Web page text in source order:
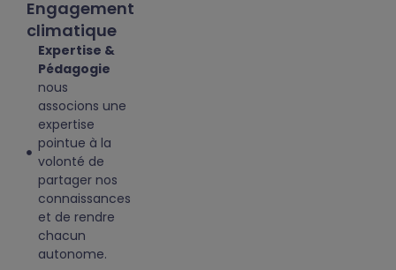
Engagement
climatique
Expertise &
Pédagogie
nous
associons une
expertise
pointue à la
volonté de
partager nos
connaissances
et de rendre
chacun
autonome.